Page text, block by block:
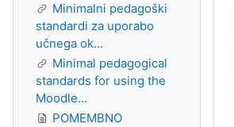
Minimalni pedagoški
standardi za uporabo
učnega ok...
Minimal pedagogical
standards for using the
Moodle...
POMEMBNO